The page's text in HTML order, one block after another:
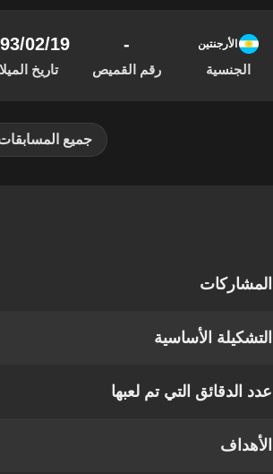
الأرجنتين
الجنسية
-
رقم القميص
19‏/02‏/1993
تاريخ
جميع
المشاركات
التشكيلة الأساسية
عدد الدقائق التي تم لعبها
الأهداف